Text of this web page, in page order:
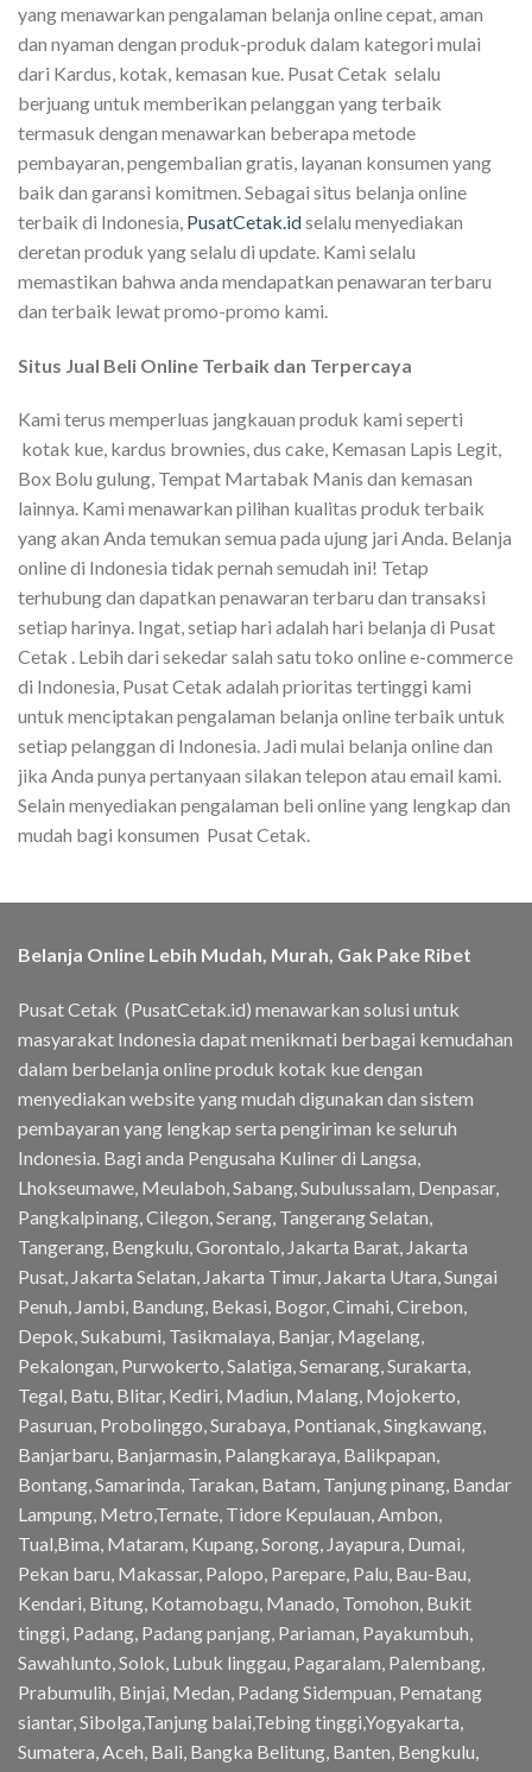
yang menawarkan pengalaman belanja online cepat, aman
dan nyaman dengan produk-produk dalam kategori mulai
dari Kardus, kotak, kemasan kue. Pusat Cetak selalu
berjuang untuk memberikan pelanggan yang terbaik
termasuk dengan menawarkan beberapa metode
pembayaran, pengembalian gratis, layanan konsumen yang
baik dan garansi komitmen. Sebagai situs belanja online
terbaik di Indonesia, PusatCetak.idselalu menyediakan
deretan produk yang selalu di update. Kami selalu
memastikan bahwa anda mendapatkan penawaran terbaru
dan terbaik lewat promo-promo kami.
Situs Jual Beli Online Terbaik dan Terpercaya
Kami terus memperluas jangkauan produk kami seperti
kotak kue, kardus brownies, dus cake, Kemasan Lapis Legit,
Box Bolu gulung, Tempat Martabak Manis dan kemasan
lainnya. Kami menawarkan pilihan kualitas produk terbaik
yang akan Anda temukan semua pada ujung jari Anda. Belanja
online di Indonesia tidak pernah semudah ini! Tetap
terhubung dan dapatkan penawaran terbaru dan transaksi
setiap harinya. Ingat, setiap hari adalah hari belanja di Pusat
Cetak . Lebih dari sekedar salah satu toko online e-commerce
di Indonesia, Pusat Cetak adalah prioritas tertinggi kami
untuk menciptakan pengalaman belanja online terbaik untuk
setiap pelanggan di Indonesia. Jadi mulai belanja online dan
jika Anda punya pertanyaan silakan telepon atau email kami.
Selain menyediakan pengalaman beli online yang lengkap dan
mudah bagi konsumen Pusat Cetak.
Belanja Online Lebih Mudah, Murah, Gak Pake Ribet
Pusat Cetak (PusatCetak.id) menawarkan solusi untuk
masyarakat Indonesia dapat menikmati berbagai kemudahan
dalam berbelanja online produk kotak kue dengan
menyediakan website yang mudah digunakan dan sistem
pembayaran yang lengkap serta pengiriman ke seluruh
Indonesia. Bagi anda Pengusaha Kuliner di Langsa,
Lhokseumawe, Meulaboh, Sabang, Subulussalam, Denpasar,
Pangkalpinang, Cilegon, Serang, Tangerang Selatan,
Tangerang, Bengkulu, Gorontalo, Jakarta Barat, Jakarta
Pusat, Jakarta Selatan, Jakarta Timur, Jakarta Utara, Sungai
Penuh, Jambi, Bandung, Bekasi, Bogor, Cimahi, Cirebon,
Depok, Sukabumi, Tasikmalaya, Banjar, Magelang,
Pekalongan, Purwokerto, Salatiga, Semarang, Surakarta,
Tegal, Batu, Blitar, Kediri, Madiun, Malang, Mojokerto,
Pasuruan, Probolinggo, Surabaya, Pontianak, Singkawang,
Banjarbaru, Banjarmasin, Palangkaraya, Balikpapan,
Bontang, Samarinda, Tarakan, Batam, Tanjung pinang, Bandar
Lampung, Metro,Ternate, Tidore Kepulauan, Ambon,
Tual,Bima, Mataram, Kupang, Sorong, Jayapura, Dumai,
Pekan baru, Makassar, Palopo, Parepare, Palu, Bau-Bau,
Kendari, Bitung, Kotamobagu, Manado, Tomohon, Bukit
tinggi, Padang, Padang panjang, Pariaman, Payakumbuh,
Sawahlunto, Solok, Lubuk linggau, Pagaralam, Palembang,
Prabumulih, Binjai, Medan, Padang Sidempuan, Pematang
siantar, Sibolga,Tanjung balai,Tebing tinggi,Yogyakarta,
Sumatera, Aceh, Bali, Bangka Belitung, Banten, Bengkulu,